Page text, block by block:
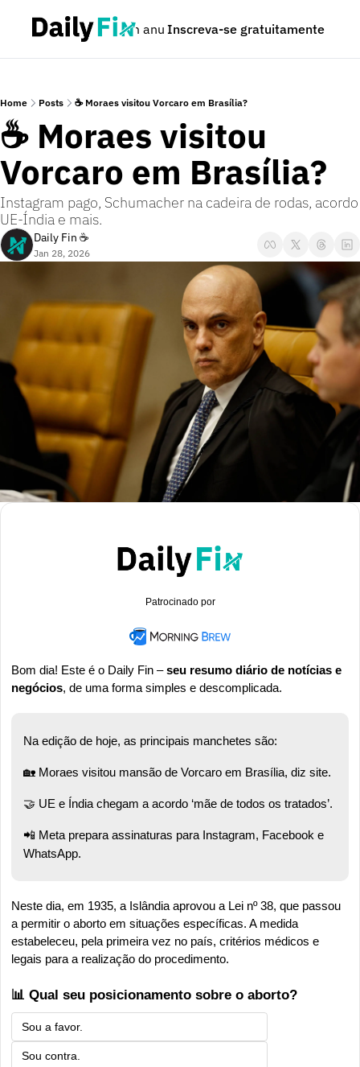
Podcast Seja um anunciante Dúvidas
Inscreva-se gratuitamente
Home Posts ☕ Moraes visitou Vorcaro em Brasília?
☕ Moraes visitou
Vorcaro em Brasília?
Instagram pago, Schumacher na cadeira de rodas, acordo
UE-Índia e mais.
Daily Fin ☕
Jan 28, 2026
Patrocinado por
Bom dia! Este é o Daily Fin – seu resumo diário de notícias e
negócios, de uma forma simples e descomplicada.
Na edição de hoje, as principais manchetes são:
🏡 Moraes visitou mansão de Vorcaro em Brasília, diz site.
🤝 UE e Índia chegam a acordo ‘mãe de todos os tratados’.
📲 Meta prepara assinaturas para Instagram, Facebook e
WhatsApp.
Neste dia, em 1935, a Islândia aprovou a Lei nº 38, que passou
a permitir o aborto em situações específicas. A medida
estabeleceu, pela primeira vez no país, critérios médicos e
legais para a realização do procedimento.
📊 Qual seu posicionamento sobre o aborto?
Sou a favor.
Sou contra.